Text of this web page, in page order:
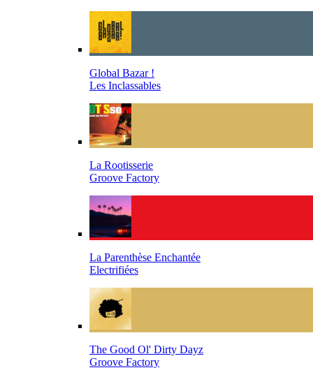
Global Bazar !
Les Inclassables
La Rootisserie
Groove Factory
La Parenthèse Enchantée
Electrifiées
The Good Ol' Dirty Dayz
Groove Factory